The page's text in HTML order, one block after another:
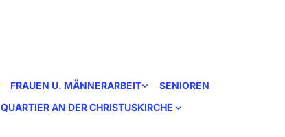
FRAUEN U. MÄNNERARBEIT
SENIOREN
QUARTIER AN DER CHRISTUSKIRCHE